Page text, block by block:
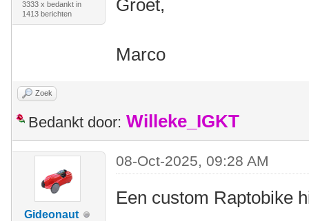
3333 x bedankt in
1413 berichten
Groet,
Marco
Zoek
Bedankt door: Willeke_IGKT
Gideonaut
08-Oct-2025, 09:28 AM
Een custom Raptobike